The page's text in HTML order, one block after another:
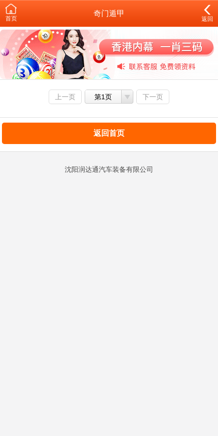
首页
奇门遁甲
返回
上一页 第1页 下一页
返回首页
沈阳润达通汽车装备有限公司